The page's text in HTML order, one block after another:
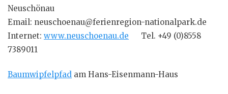
Neuschönau
Email: neuschoenau@ferienregion-nationalpark.de
Internet: www.neuschoenau.de Tel. +49 (0)8558
7389011
Baumwipfelpfad am Hans-Eisenmann-Haus